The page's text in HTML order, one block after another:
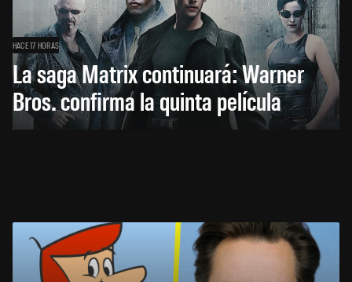
HACE 17 HORAS
La saga Matrix continuará: Warner
Bros. confirma la quinta película